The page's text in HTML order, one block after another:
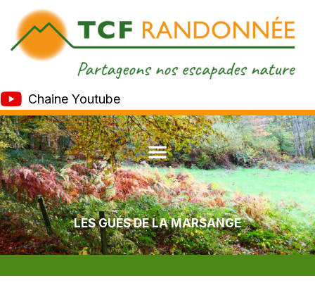
Chaine Youtube
LES GUÉS DE LA MARSANGE